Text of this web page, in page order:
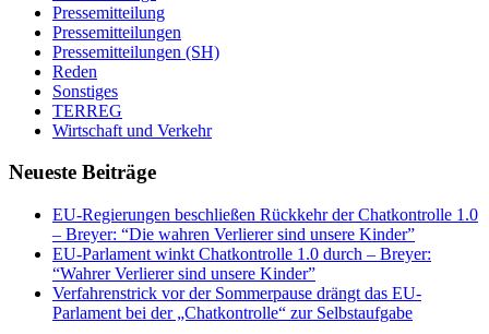
Pressemitteilung
Pressemitteilungen
Pressemitteilungen (SH)
Reden
Sonstiges
TERREG
Wirtschaft und Verkehr
Neueste Beiträge
EU-Regierungen beschließen Rückkehr der Chatkontrolle 1.0
– Breyer: “Die wahren Verlierer sind unsere Kinder”
EU-Parlament winkt Chatkontrolle 1.0 durch – Breyer:
“Wahrer Verlierer sind unsere Kinder”
Verfahrenstrick vor der Sommerpause drängt das EU-
Parlament bei der „Chatkontrolle“ zur Selbstaufgabe